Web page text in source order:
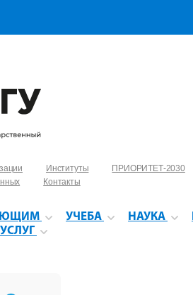
Институты ПРИОРИТЕТ-2030
Контакты
УЧЕБА НАУКА